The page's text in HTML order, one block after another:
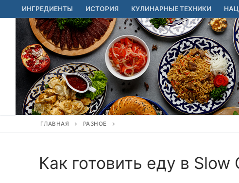
Перейти
к
содержимому
ИНГРЕДИЕНТЫ ИСТОРИЯ КУЛИНАРНЫЕ ТЕХНИКИ
ГЛАВНАЯ РАЗНОЕ
Как готовить еду в Slow